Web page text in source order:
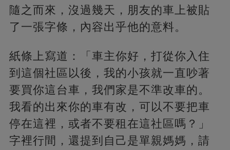
隨之而來，沒過幾天，朋友的車上被貼
了一張字條，內容出乎他的意料。
紙條上寫道：「車主你好，打從你入住
到這個社區以後，我的小孩就一直吵著
要買你這台車，我們家是不準改車的。
我看的出來你的車有改，可以不要把車
停在這裡，或者不要租在這社區嗎？」
字裡行間，還提到自己是單親媽媽，請